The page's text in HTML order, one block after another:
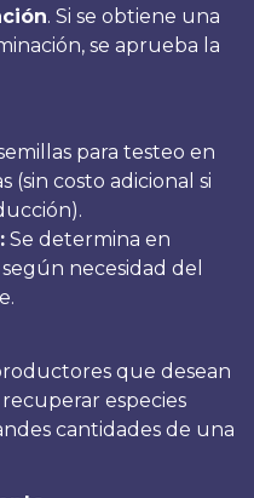
. Si se obtiene una
se aprueba la
para testeo en
(sin costo adicional si
Se determina en
necesidad del
que desean
especies
cantidades de una